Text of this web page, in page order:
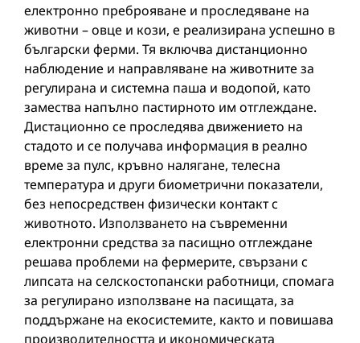
електронно преброяване и проследяване на
животни – овце и кози, е реализирана успешно в
български ферми. Тя включва дистанционно
наблюдение и направляване на животните за
регулирана и системна паша и водопой, като
замества напълно пастирното им отглеждане.
Дистационно се проследява движението на
стадото и се получава информация в реално
време за пулс, кръвно налягане, телесна
температура и други биометрични показатели,
без непосредствен физически контакт с
животното. Използването на съвременни
електронни средства за пасищно отглеждане
решава проблеми на фермерите, свързани с
липсата на селскостопански работници, спомага
за регулирано използване на пасищата, за
поддържане на екосистемите, както и повишава
производителността и икономическата